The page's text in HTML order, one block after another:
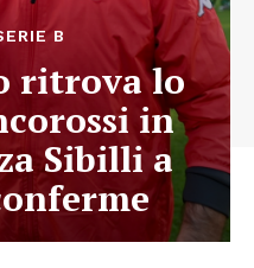
B
ritrova lo
in
Sibilli a